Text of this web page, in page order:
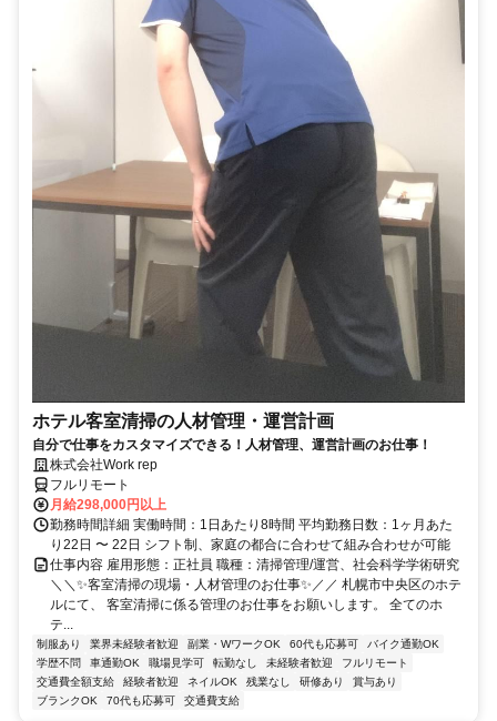
ホテル客室清掃の人材管理・運営計画
自分で仕事をカスタマイズできる！人材管理、運営計画のお仕事！
株式会社Work rep
フルリモート
月給298,000円以上
勤務時間詳細 実働時間：1日あたり8時間 平均勤務日数：1ヶ月あた
り22日 〜 22日 シフト制、家庭の都合に合わせて組み合わせが可能
仕事内容 雇用形態：正社員 職種：清掃管理/運営、社会科学学術研究
＼＼✨客室清掃の現場・人材管理のお仕事✨／／ 札幌市中央区のホテ
ルにて、 客室清掃に係る管理のお仕事をお願いします。 全てのホ
テ...
制服あり 業界未経験者歓迎 副業・WワークOK 60代も応募可
バイク通勤OK
学歴不問
車通勤OK 職場見学可 転勤なし 未経験者歓迎
フルリモート
交通費全額支給
経験者歓迎 ネイルOK 残業なし 研修あり
賞与あり
ブランクOK
70代も応募可 交通費支給